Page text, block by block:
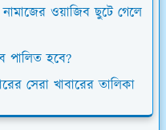
ওয়াজিব ছুটে গেলে
হবে?
সেরা খাবারের তালিকা